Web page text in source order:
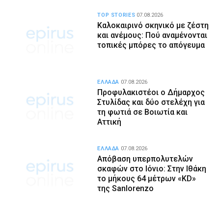
Καλοκαιρινό σκηνικό με ζέστη
και ανέμους: Πού αναμένονται
τοπικές μπόρες το απόγευμα
TOP STORIES 07.08.2026
Προφυλακιστέοι ο Δήμαρχος
Στυλίδας και δύο στελέχη για
τη φωτιά σε Βοιωτία και
Αττική
ΕΛΛΑΔΑ 07.08.2026
Απόβαση υπερπολυτελών
σκαφών στο Ιόνιο: Στην Ιθάκη
το μήκους 64 μέτρων «KD»
της Sanlorenzo
ΕΛΛΑΔΑ 07.08.2026